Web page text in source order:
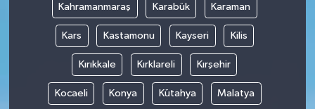
Kahramanmaraş Karabük Karaman
Kars Kastamonu Kayseri Kilis
Kırıkkale Kırklareli Kırşehir
Kocaeli Konya Kütahya Malatya